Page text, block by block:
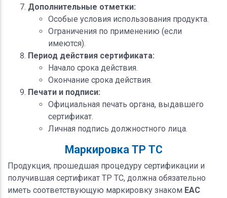
Дополнительные отметки:
Особые условия использования продукта.
Ограничения по применению (если
имеются).
Период действия сертификата:
Начало срока действия.
Окончание срока действия.
Печати и подписи:
Официальная печать органа, выдавшего
сертификат.
Личная подпись должностного лица.
Маркировка ТР ТС
Продукция, прошедшая процедуру сертификации и
получившая сертификат ТР ТС, должна обязательно
иметь соответствующую маркировку знаком EAC